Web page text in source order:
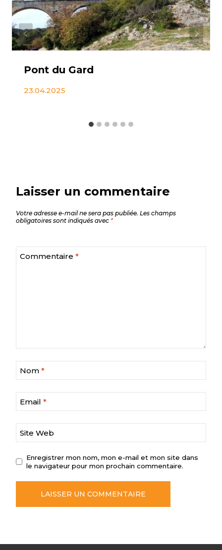
Pont du Gard
23.04.2025
Laisser un commentaire
Votre adresse e-mail ne sera pas publiée. Les champs
obligatoires sont indiqués avec *
Commentaire *
Nom *
Email *
Site Web
Enregistrer mon nom, mon e-mail et mon site dans
le navigateur pour mon prochain commentaire.